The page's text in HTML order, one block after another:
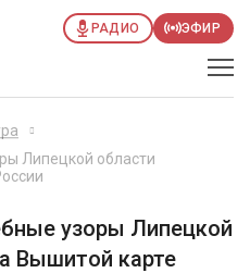
РАДИО ЭФИР
Липецкой области
узоры Липецкой
Вышитой карте